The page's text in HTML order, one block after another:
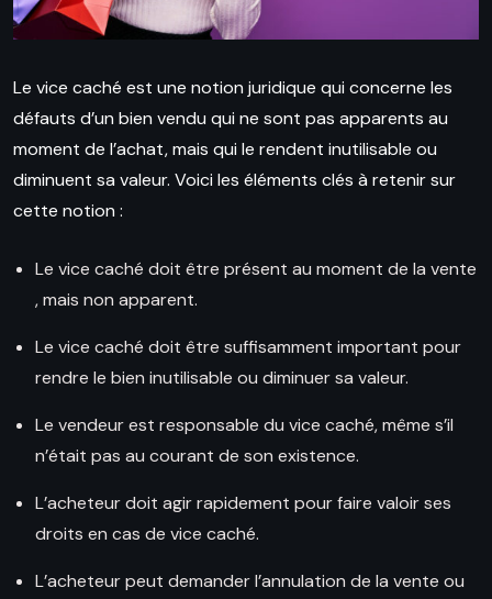
Le vice caché est une notion juridique qui concerne les
défauts d’un bien vendu qui ne sont pas apparents au
moment de l’achat, mais qui le rendent inutilisable ou
diminuent sa valeur. Voici les éléments clés à retenir sur
cette notion :
Le vice caché doit être présent au moment de la vente
, mais non apparent.
Le vice caché doit être suffisamment important pour
rendre le bien inutilisable ou diminuer sa valeur.
Le vendeur est responsable du vice caché,même s’il
n’était pas au courant de son existence.
L’acheteur doit agir rapidement pour faire valoir ses
droits en cas de vice caché.
L’acheteur peut demander l’annulation de la vente ou